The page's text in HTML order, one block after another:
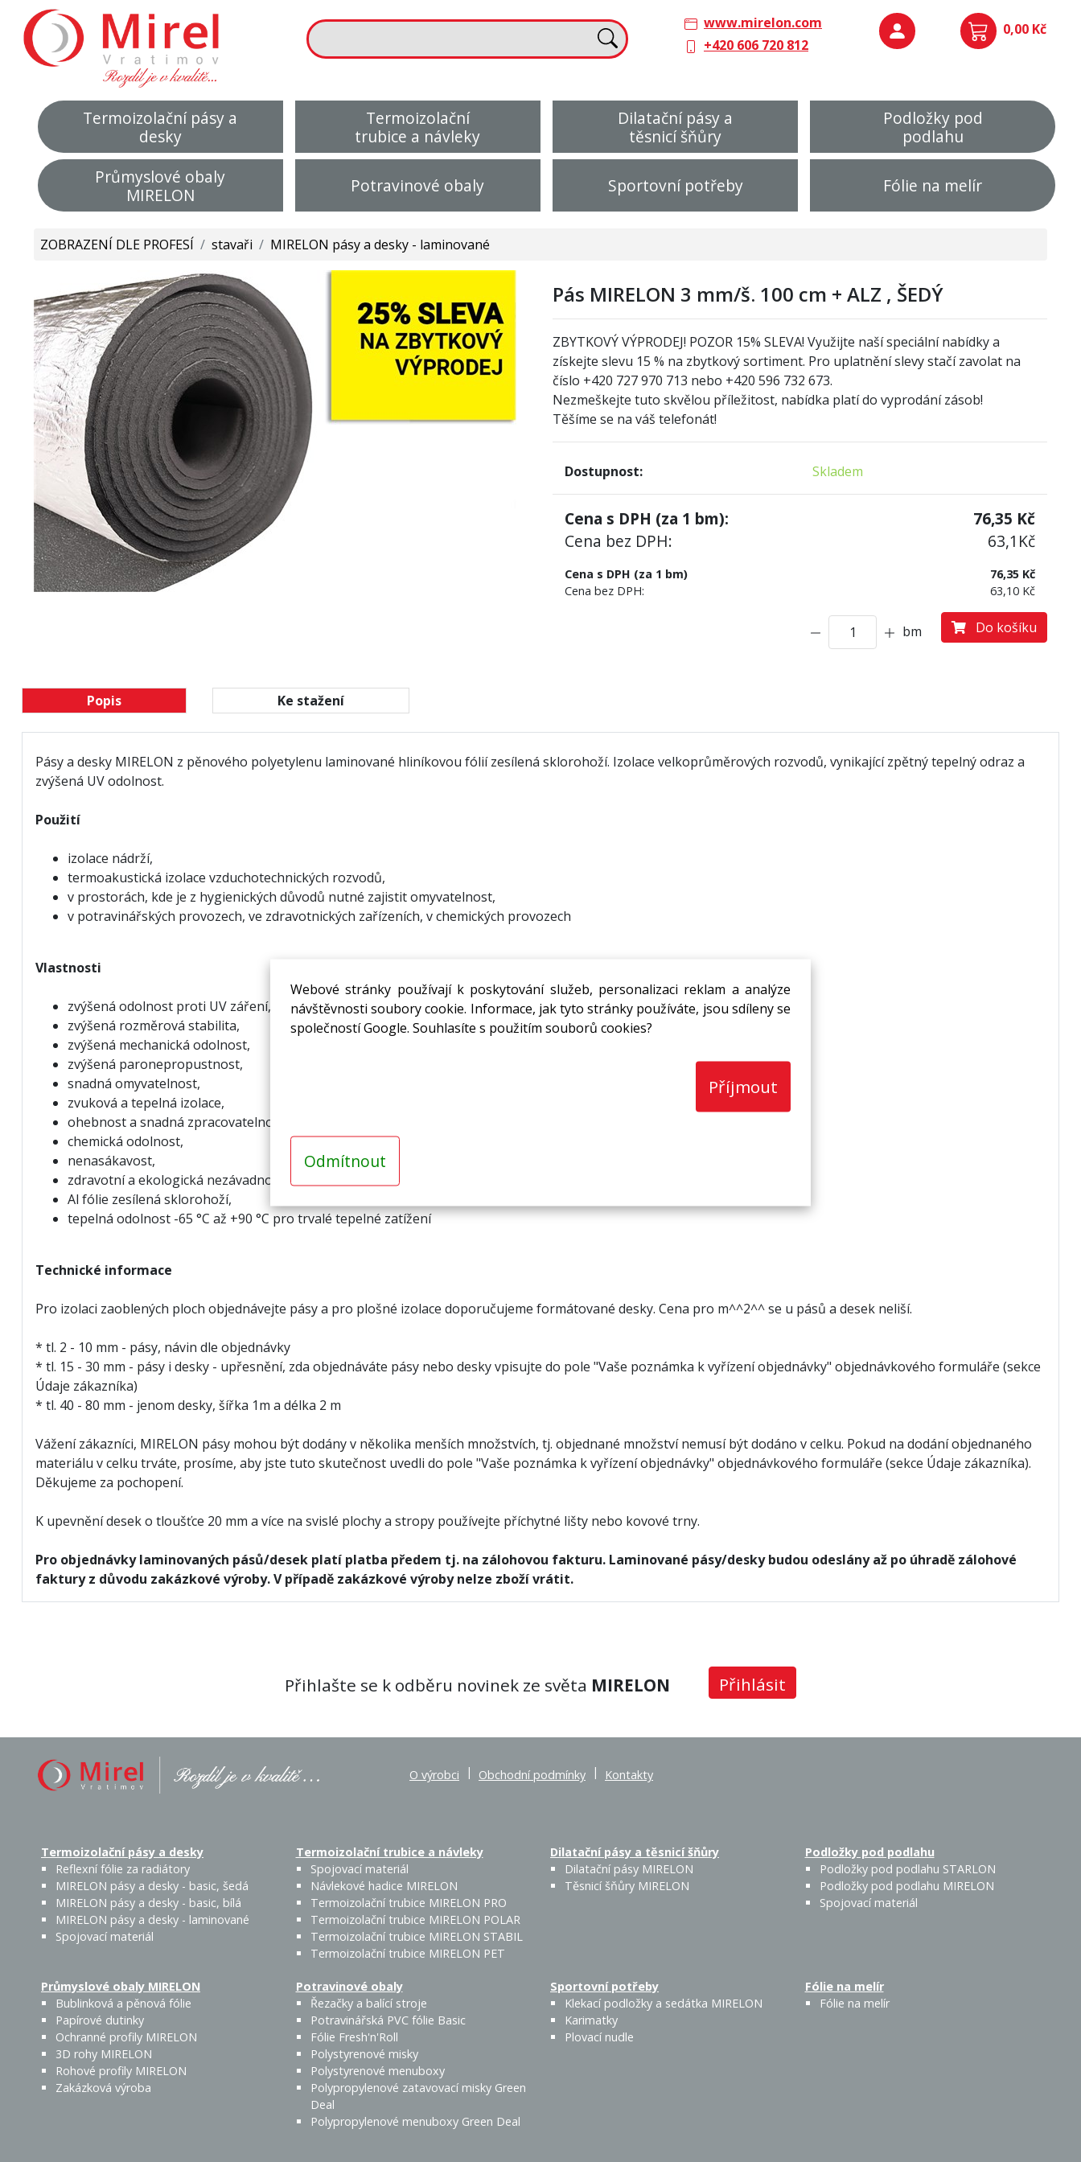
Webové stránky používají k poskytování služeb, personalizaci reklam a analýze
návštěvnosti soubory cookie. Informace, jak tyto stránky používáte, jsou sdíleny se
společností Google. Souhlasíte s použitím souborů cookies?
Příjmout
Odmítnout
www.mirelon.com
+420 606 720 812
0,00 Kč
Termoizolační pásy a
desky
Termoizolační
trubice a návleky
Dilatační pásy a
těsnicí šňůry
Podložky pod
podlahu
Průmyslové obaly
MIRELON
Potravinové obaly Sportovní potřeby Fólie na melír
ZOBRAZENÍ DLE PROFESÍ / stavaři / MIRELON pásy a desky - laminované
Pás MIRELON 3 mm/š. 100 cm + ALZ , ŠEDÝ
ZBYTKOVÝ VÝPRODEJ! POZOR 15% SLEVA! Využijte naší speciální nabídky a
získejte slevu 15 % na zbytkový sortiment. Pro uplatnění slevy stačí zavolat na
číslo +420 727 970 713 nebo +420 596 732 673.
Nezmeškejte tuto skvělou příležitost, nabídka platí do vyprodání zásob!
Těšíme se na váš telefonát!
Dostupnost: Skladem
Cena s DPH (za 1 bm): 76,35 Kč
Cena bez DPH:
63,1 Kč
Cena s DPH (za 1 bm)
76,35 Kč
Cena bez DPH:
63,10 Kč
bm Do košíku
Popis Ke stažení
Pásy a desky MIRELON z pěnového polyetylenu laminované hliníkovou fólií zesílená sklorohoží. Izolace velkoprůměrových rozvodů, vynikající zpětný tepelný odraz a
zvýšená UV odolnost.
Použití
izolace nádrží,
termoakustická izolace vzduchotechnických rozvodů,
v prostorách, kde je z hygienických důvodů nutné zajistit omyvatelnost,
v potravinářských provozech, ve zdravotnických zařízeních, v chemických provozech
Vlastnosti
zvýšená odolnost proti UV záření,
zvýšená rozměrová stabilita,
zvýšená mechanická odolnost,
zvýšená paronepropustnost,
snadná omyvatelnost,
zvuková a tepelná izolace,
ohebnost a snadná zpracovatelnost,
chemická odolnost,
nenasákavost,
zdravotní a ekologická nezávadnost,
Al fólie zesílená sklorohoží,
tepelná odolnost -65 °C až +90 °C pro trvalé tepelné zatížení
Technické informace
Pro izolaci zaoblených ploch objednávejte pásy a pro plošné izolace doporučujeme formátované desky. Cena pro m^^2^^ se u pásů a desek neliší.
* tl. 2 - 10 mm - pásy, návin dle objednávky
* tl. 15 - 30 mm - pásy i desky - upřesnění, zda objednáváte pásy nebo desky vpisujte do pole "Vaše poznámka k vyřízení objednávky" objednávkového formuláře (sekce
Údaje zákazníka)
* tl. 40 - 80 mm - jenom desky, šířka 1m a délka 2 m
Vážení zákazníci, MIRELON pásy mohou být dodány v několika menších množstvích, tj. objednané množství nemusí být dodáno v celku. Pokud na dodání objednaného
materiálu v celku trváte, prosíme, aby jste tuto skutečnost uvedli do pole "Vaše poznámka k vyřízení objednávky" objednávkového formuláře (sekce Údaje zákazníka).
Děkujeme za pochopení.
K upevnění desek o tloušťce 20 mm a více na svislé plochy a stropy používejte příchytné lišty nebo kovové trny.
Pro objednávky laminovaných pásů/desek platí platba předem tj. na zálohovou fakturu. Laminované pásy/desky budou odeslány až po úhradě zálohové
faktury z důvodu zakázkové výroby. V případě zakázkové výroby nelze zboží vrátit.
Přihlašte se k odběru novinek ze světa MIRELON Přihlásit
O výrobci | Obchodní podmínky | Kontakty
Termoizolační pásy a desky
Reflexní fólie za radiátory
MIRELON pásy a desky - basic, šedá
MIRELON pásy a desky - basic, bílá
MIRELON pásy a desky - laminované
Spojovací materiál
Termoizolační trubice a návleky
Spojovací materiál
Návlekové hadice MIRELON
Termoizolační trubice MIRELON PRO
Termoizolační trubice MIRELON POLAR
Termoizolační trubice MIRELON STABIL
Termoizolační trubice MIRELON PET
Dilatační pásy a těsnicí šňůry
Dilatační pásy MIRELON
Těsnicí šňůry MIRELON
Podložky pod podlahu
Podložky pod podlahu STARLON
Podložky pod podlahu MIRELON
Spojovací materiál
Průmyslové obaly MIRELON
Bublinková a pěnová fólie
Papírové dutinky
Ochranné profily MIRELON
3D rohy MIRELON
Rohové profily MIRELON
Zakázková výroba
Potravinové obaly
Řezačky a balící stroje
Potravinářská PVC fólie Basic
Fólie Fresh'n'Roll
Polystyrenové misky
Polystyrenové menuboxy
Polypropylenové zatavovací misky Green
Deal
Polypropylenové menuboxy Green Deal
Sportovní potřeby
Klekací podložky a sedátka MIRELON
Karimatky
Plovací nudle
Fólie na melír
Fólie na melír